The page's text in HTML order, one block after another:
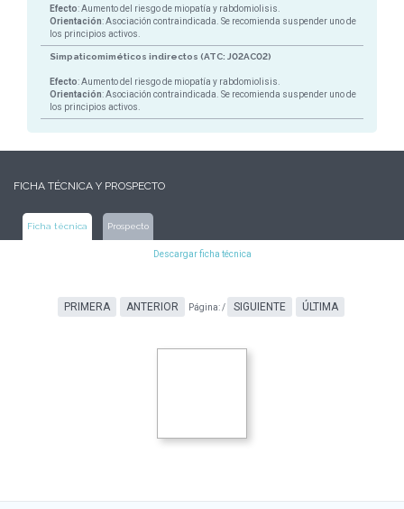
Efecto: Aumento del riesgo de miopatía y rabdomiolisis.
Orientación: Asociación contraindicada. Se recomienda suspender uno de
los principios activos.
Simpaticomiméticos indirectos (ATC: J02AC02)
Efecto: Aumento del riesgo de miopatía y rabdomiolisis.
Orientación: Asociación contraindicada. Se recomienda suspender uno de
los principios activos.
FICHA TÉCNICA Y PROSPECTO
Ficha técnica Prospecto
Descargar ficha técnica
PRIMERA ANTERIOR Página:/ SIGUIENTE ÚLTIMA